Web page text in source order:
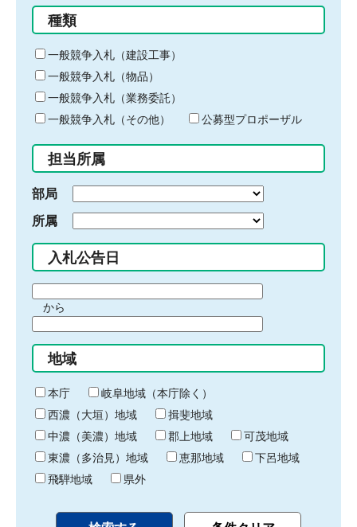
る
キ
ー
ワ
ー
ド
入
力
種類
一般競争入札（建設工事）
一般競争入札（物品）
一般競争入札（業務委託）
一般競争入札（その他）
公募型プロポーザル
担当所属
部局
所属
入札公告日
間
始
り
から
間
終
わ
り
地域
本庁
岐阜地域（本庁除く）
西濃（大垣）地域
揖斐地域
中濃（美濃）地域
郡上地域
可茂地域
東濃（多治見）地域
恵那地域
下呂地域
飛騨地域
県外